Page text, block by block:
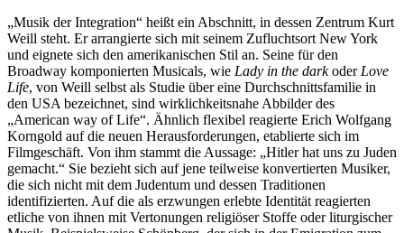
„Musik der Integration“ heißt ein Abschnitt, in dessen Zentrum Kurt
Weill steht. Er arrangierte sich mit seinem Zufluchtsort New York
und eignete sich den amerikanischen Stil an. Seine für den
Broadway komponierten Musicals, wie Lady in the darkoder Love
Life, von Weill selbst als Studie über eine Durchschnittsfamilie in
den USA bezeichnet, sind wirklichkeitsnahe Abbilder des
„American way of Life“. Ähnlich flexibel reagierte Erich Wolfgang
Korngold auf die neuen Herausforderungen, etablierte sich im
Filmgeschäft. Von ihm stammt die Aussage: „Hitler hat uns zu Juden
gemacht.“ Sie bezieht sich auf jene teilweise konvertierten Musiker,
die sich nicht mit dem Judentum und dessen Traditionen
identifizierten. Auf die als erzwungen erlebte Identität reagierten
etliche von ihnen mit Vertonungen religiöser Stoffe oder liturgischer